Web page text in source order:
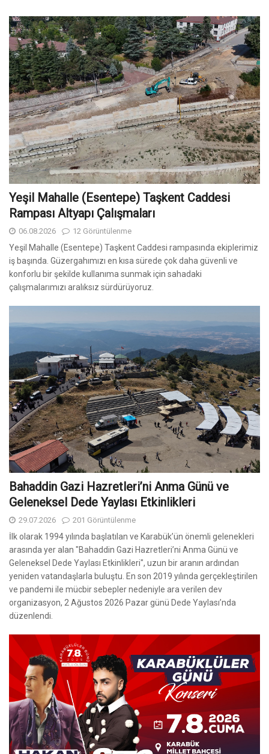
Yeşil Mahalle (Esentepe) Taşkent Caddesi
Rampası Altyapı Çalışmaları
06.08.2026 12 Görüntülenme
Yeşil Mahalle (Esentepe) Taşkent Caddesi rampasında ekiplerimiz
iş başında. Güzergahımızı en kısa sürede çok daha güvenli ve
konforlu bir şekilde kullanıma sunmak için sahadaki
çalışmalarımızı aralıksız sürdürüyoruz.
Bahaddin Gazi Hazretleri’ni Anma Günü ve
Geleneksel Dede Yaylası Etkinlikleri
29.07.2026 201 Görüntülenme
İlk olarak 1994 yılında başlatılan ve Karabük’ün önemli gelenekleri
arasında yer alan "Bahaddin Gazi Hazretleri’ni Anma Günü ve
Geleneksel Dede Yaylası Etkinlikleri", uzun bir aranın ardından
yeniden vatandaşlarla buluştu. En son 2019 yılında gerçekleştirilen
ve pandemi ile mücbir sebepler nedeniyle ara verilen dev
organizasyon, 2 Ağustos 2026 Pazar günü Dede Yaylası’nda
düzenlendi.